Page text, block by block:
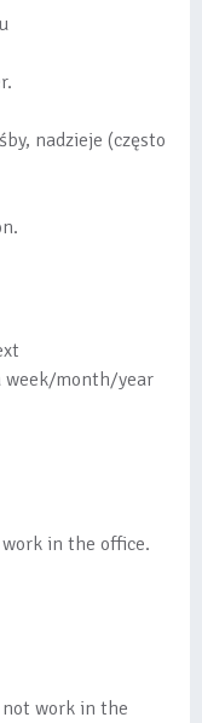
nadzieje (często
week/month/year
in the office.
work in the